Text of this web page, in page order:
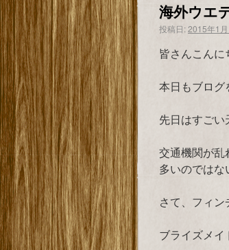
海外ウエ
投稿日:2015年1
皆さんこんに
本日もブログ
先日はすごい
交通機関が乱
多いのではな
さて、フィ
ブライズメ